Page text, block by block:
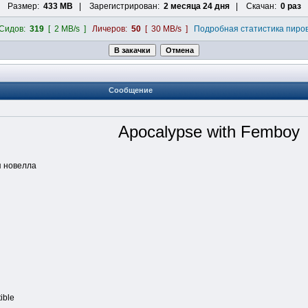
Размер: 433 MB | Зарегистрирован: 2 месяца 24 дня| Скачан: 0 раз
319 [ 2 MB/s ] Личеров: 50 [ 30 MB/s ] Подробная статистика
Сообщение
Apocalypse with Femboy
новелла